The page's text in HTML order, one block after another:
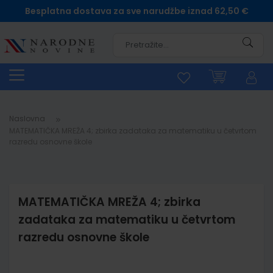
Besplatna dostava za sve narudžbe iznad 62,50 €
Naslovna
MATEMATIČKA MREŽA 4; zbirka
zadataka za matematiku u četvrtom
razredu osnovne škole